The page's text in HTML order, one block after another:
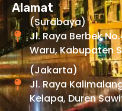
Alamat
(Surabaya)
Jl. Raya Berbek
Waru, Kabupaten
(Jakarta)
Jl. Raya
Kelapa, Duren